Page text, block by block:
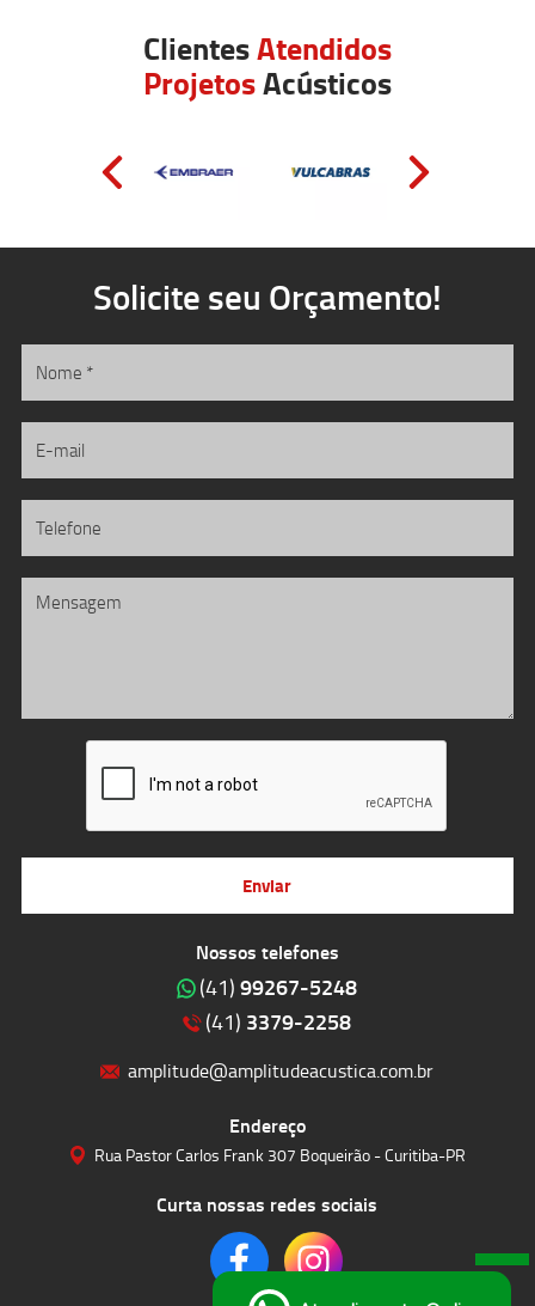
ClientesAtendidos
ProjetosAcústicos
Nossos telefones
(41) 99267-5248
(41) 3379-2258
amplitude@amplitudeacustica.com.br
Endereço
Rua Pastor Carlos Frank 307 Boqueirão - Curitiba-PR
Curta nossas redes sociais
Solicite seu Orçamento!
Enviar